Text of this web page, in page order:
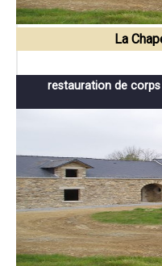
La
restauration de